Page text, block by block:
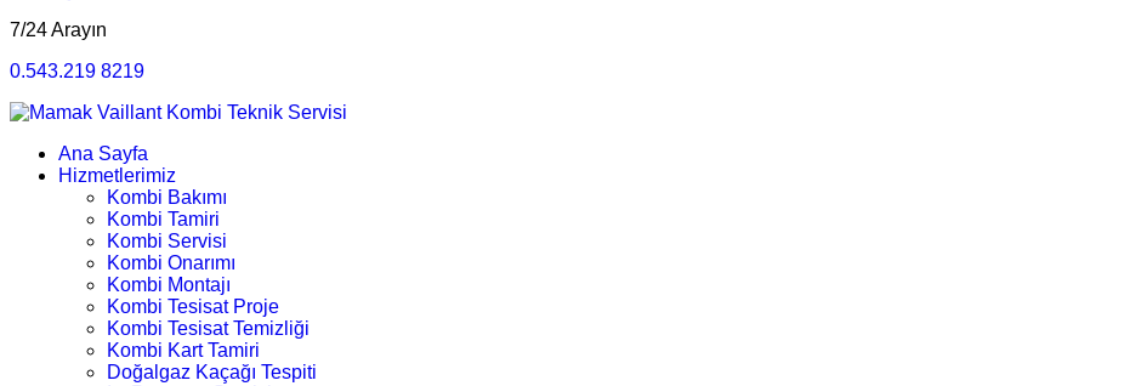
7/24 Arayın
0.543.219 8219
Ana Sayfa
Hizmetlerimiz
Kombi Bakımı
Kombi Tamiri
Kombi Servisi
Kombi Onarımı
Kombi Montajı
Kombi Tesisat Proje
Kombi Tesisat Temizliği
Kombi Kart Tamiri
Doğalgaz Kaçağı Tespiti